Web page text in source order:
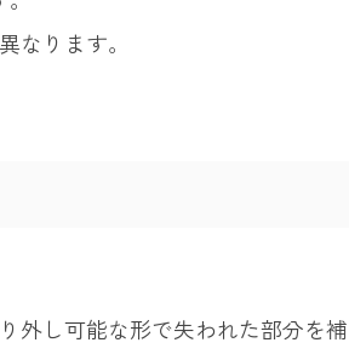
なります。
し可能な形で失われた部分を補